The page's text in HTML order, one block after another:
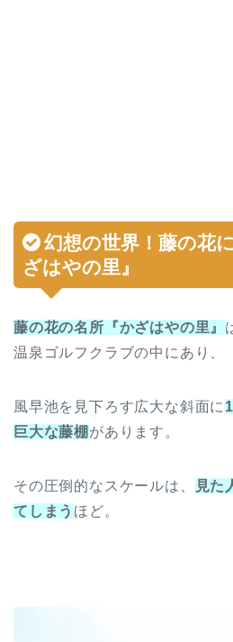
幻想の世界 ！ 藤の花
ざはやの里 』
藤の花の名所『かざはやの里』
温泉ゴルフクラブの中にあり、
風早池を見下ろす広大な斜面に
巨大な藤棚 があります。
その圧倒的なスケールは、
見た
てしま う ほど。